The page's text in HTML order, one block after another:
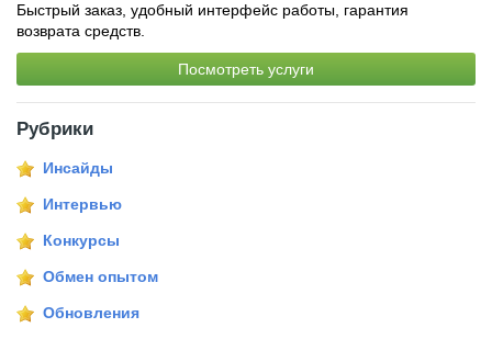
Быстрый заказ, удобный интерфейс работы, гарантия
возврата средств.
Посмотреть услуги
Рубрики
Инсайды
Интервью
Конкурсы
Обмен опытом
Обновления